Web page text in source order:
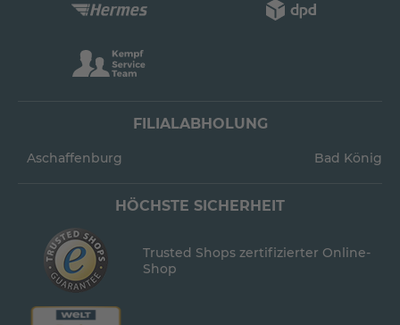
FILIALABHOLUNG
Aschaffenburg Bad König
HÖCHSTE SICHERHEIT
Trusted Shops zertifizierter Online-
Shop